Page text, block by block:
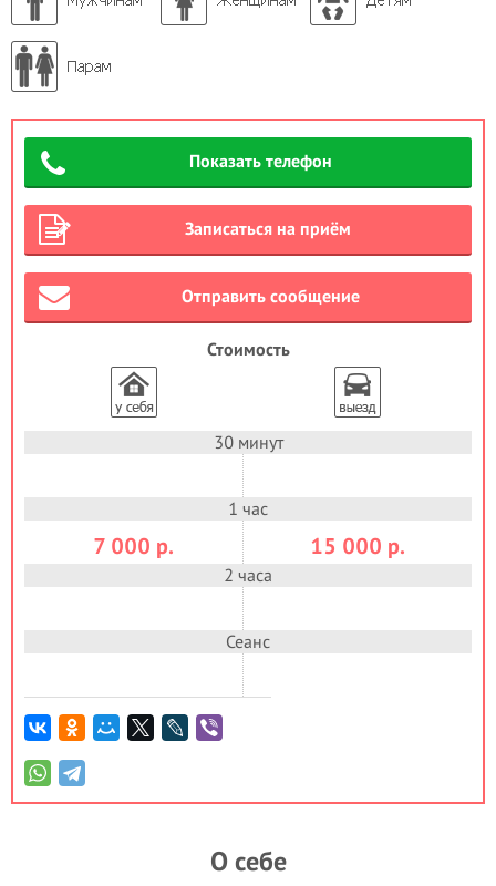
Показать телефон
Записаться на приём
Отправить сообщение
Стоимость
30 минут
1 час
7 000 р. 15 000 р.
2 часа
Сеанс
О себе